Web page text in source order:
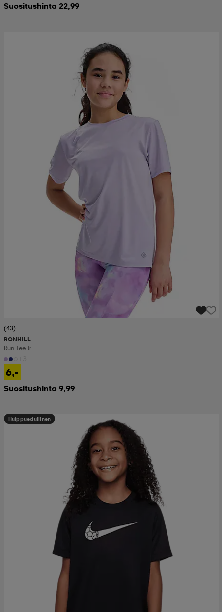
Suositushinta 22,99
(43)
RONHILL
Run Tee Jr
6,-
Suositushinta 9,99
Huippuedullinen